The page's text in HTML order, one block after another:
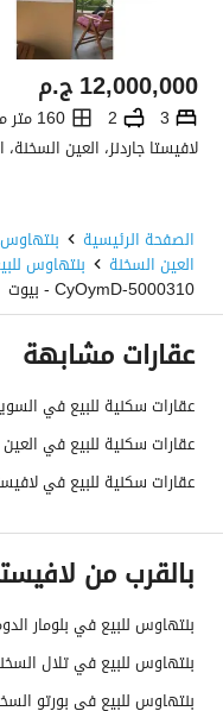
ج.م12,000,000
3
2
160 متر مربع
لافيستا جاردنز، العين
الصفحة الرئيسية
العين السخنة بنتهاوس
5000310-CyOymD - بيوت
عقارات مشابهة
عقارات سكنية للبيع في
عقارات سكنية للبيع في
عقارات سكنية للبيع في
بالقرب من
بنتهاوس للبيع في بلومار
بنتهاوس للبيع في تلال
بنتهاوس للبيع في بورتو